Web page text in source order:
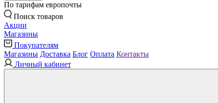
По тарифам европочты
Поиск товаров
Акции
Магазины
Покупателям
Магазины Доставка Блог Оплата Контакты
Личный кабинет